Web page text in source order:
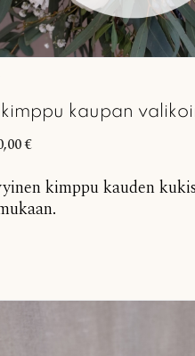
kaupan
€
kimppu kauden